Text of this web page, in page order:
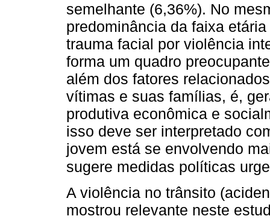
semelhante (6,36%). No
predominância da faixa
trauma facial por violência
forma um quadro
além dos fatores
vítimas e suas famílias, é,
produtiva econômica e
isso deve ser interpretado
jovem está se envolvendo
sugere medidas políticas
A violência no trânsito
mostrou relevante neste